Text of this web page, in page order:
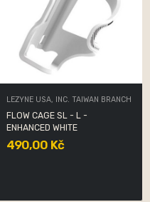
LEZYNE USA, INC. TAIWAN BRANCH
FLOW CAGE SL - L -
ENHANCED WHITE
490,00 Kč